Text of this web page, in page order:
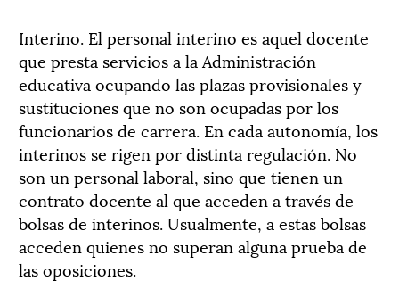
Interino. El personal interino es aquel docente
que presta servicios a la Administración
educativa ocupando las plazas provisionales y
sustituciones que no son ocupadas por los
funcionarios de carrera. En cada autonomía, los
interinos se rigen por distinta regulación. No
son un personal laboral, sino que tienen un
contrato docente al que acceden a través de
bolsas de interinos. Usualmente, a estas bolsas
acceden quienes no superan alguna prueba de
las oposiciones.